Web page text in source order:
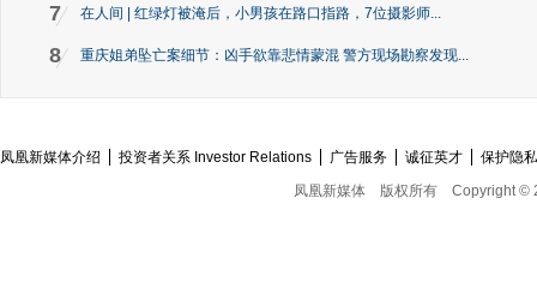
7 在人间 | 红绿灯被淹后，小男孩在路口指路，7位摄影师...
8 重庆姐弟坠亡案细节：凶手欲靠悲情蒙混 警方现场勘察发现...
凤凰新媒体介绍 投资者关系 Investor Relations 广告服务 诚征英才
保护隐
凤凰新媒体
版权所有 Copyright ©